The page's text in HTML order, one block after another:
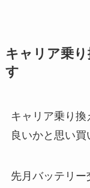
キャリア乗
す
キャリア乗り
良いかと思い買
先月バッテリ